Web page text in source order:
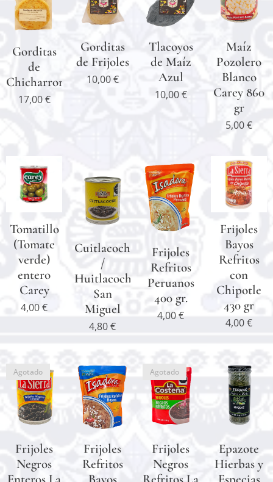
Gorditas
de
Chicharron
17,00€
Gorditas
de Frijoles
10,00€
Tlacoyos
de Maíz
Azul
10,00€
Maíz
Pozolero
Blanco
Carey 860
gr
5,00€
Tomatillo
(Tomate
verde)
entero
Carey
4,00€
Cuitlacoche
/
Huitlacoche
San
Miguel
4,80€
Frijoles
Refritos
Peruanos
400 gr.
4,00€
Frijoles
Bayos
Refritos
con
Chipotle
430 gr
4,00€
Frijoles
Negros
Agotado
Frijoles
Refritos
Frijoles
Negros
Agotado
Epazote
Hierbas y